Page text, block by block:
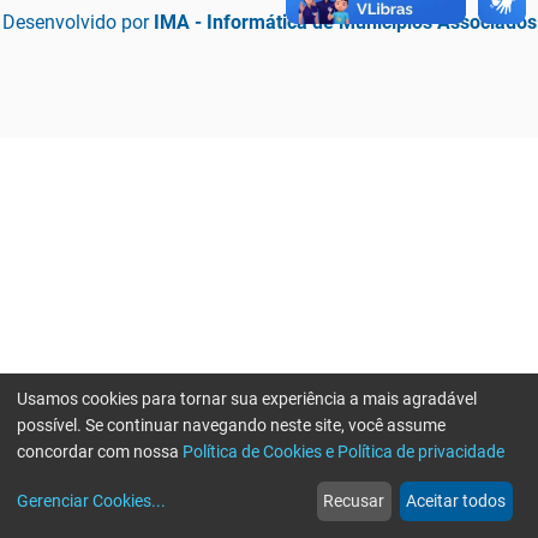
Desenvolvido por IMA - Informática de Municípios Associados
web
Notícias
more_horiz
Mais
Usamos cookies para tornar sua experiência a mais agradável
possível. Se continuar navegando neste site, você assume
concordar com nossa Política de Cookies e Política de privacidade
Gerenciar Cookies... Recusar Aceitar todos
Erro ao enviar informações, por favor tente novamente